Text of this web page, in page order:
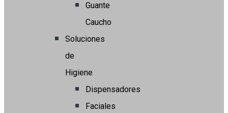
Guante
Caucho
Soluciones
de
Higiene
Dispensadores
Faciales